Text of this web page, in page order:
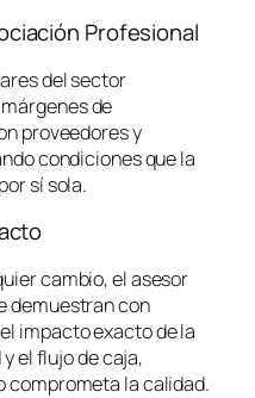
Profesional
del sector
de
proveedores y
condiciones que la
sí sola.
cambio, el asesor
demuestran con
impacto exacto de la
el flujo de caja,
comprometa la calidad.